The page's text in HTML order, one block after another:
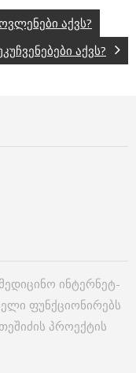
აქვს?
აქვს?
ინტერნეტ-
ფუნქციონირებს
პროექტის